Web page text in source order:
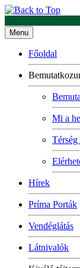
Menu
Főoldal
Mi a
Térség
Hírek
Príma Porták
Vendéglátás
Látnivalók